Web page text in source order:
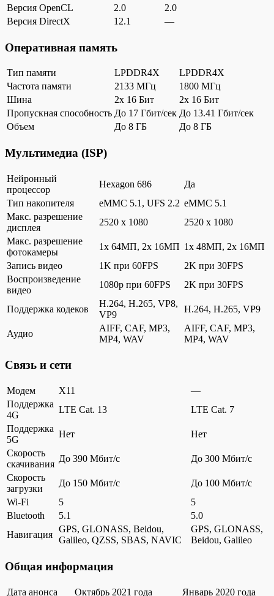
Версия OpenCL
2.0
2.0
Версия DirectX
12.1 —
Оперативная память
Тип памяти LPDDR4X
LPDDR4X
Частота памяти
2133 МГц
1800 МГц
Шина
2x 16 Бит
2x 16 Бит
Пропускная способность До 17 Гбит/сек До 13.41 Гбит/сек
Объем
До 8 ГБ До 8 ГБ
Мультимедиа (ISP)
Нейронный
процессор
Hexagon 686
Да
Тип накопителя
eMMC 5.1, UFS 2.2 eMMC 5.1
Макс. разрешение
дисплея
2520 x 1080
2520 x 1080
Макс. разрешение
фотокамеры
1x 64МП, 2x 16МП 1x 48МП, 2x 16МП
Запись видео
1K при 60FPS
2K при 30FPS
Воспроизведение
видео
1080p при 60FPS 2K при 30FPS
Поддержка кодеков
H.264, H.265, VP8,
VP9
H.264, H.265, VP9
Аудио
AIFF, CAF, MP3,
MP4, WAV
AIFF, CAF, MP3,
MP4, WAV
Связь и сети
Модем X11
—
Поддержка
4G
LTE Cat. 13
LTE Cat. 7
Поддержка
5G
Нет
Нет
Скорость
скачивания
До 390 Мбит/с
До 300 Мбит/с
Скорость
загрузки
До 150 Мбит/с
До 100 Мбит/с
Wi-Fi
5
5
Bluetooth
5.1
5.0
Навигация
GPS, GLONASS, Beidou,
Galileo, QZSS, SBAS, NAVIC
GPS, GLONASS,
Beidou, Galileo
Общая информация
Дата анонса Октябрь 2021 года
Январь 2020 года